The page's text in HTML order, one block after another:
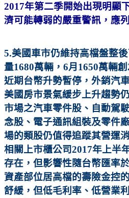
2017年第二季開始出現明顯
濟可能轉弱的嚴重警訊，應
5.美國車市仍維持高檔盤整
量1680萬輛，6月1650萬輛
近期台幣升勢暫停，外銷汽
美國房市景氣緩步上升趨勢
市場之汽車零件股、自動駕
念股、電子通訊組裝及零件
場的類股仍值得追蹤其營運
相關上市櫃公司2017年上半
存在，但影響性隨台幣匯率
資產部位居高檔的壽險金控
舒緩，但低毛利率、低營業